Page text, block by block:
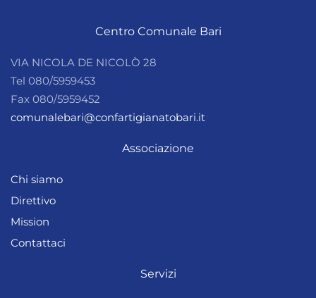
Centro Comunale Bari
VIA NICOLA DE NICOLÒ 28
Tel 080/5959453
Fax 080/5959452
comunalebari@confartigianatobari.it
Associazione
Chi siamo
Direttivo
Mission
Contattaci
Servizi